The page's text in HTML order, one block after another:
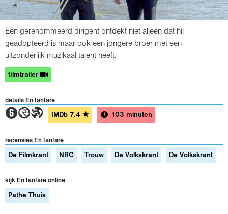
Een gerenommeerd dirigent ontdekt niet alleen dat hij
geadopteerd is maar ook een jongere broer met een
uitzonderlijk muzikaal talent heeft.
filmtrailer
details En fanfare
2GT IMDb 7.4 ★ 103 minuten
recensies En fanfare
De Filmkrant NRC Trouw De Volkskrant De Volkskrant
kijk En fanfare online
Pathe Thuis